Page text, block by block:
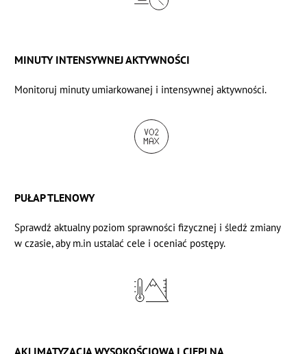
MINUTY INTENSYWNEJ AKTYWNOŚCI
Monitoruj minuty umiarkowanej i intensywnej aktywności.
PUŁAP TLENOWY
Sprawdź aktualny poziom sprawności fizycznej i śledź zmiany
w czasie, aby m.in ustalać cele i oceniać postępy.